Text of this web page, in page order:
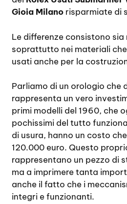
Gioia Milano risparmiate di
Le differenze consistono sia
soprattutto nei materiali
usati anche per la
Parliamo di un orologio che
rappresenta un vero
primi modelli del 1960, che
pochissimi del tutto
di usura, hanno un costo
120.000 euro. Questo
rappresentano un pezzo di
ma a imprimere tanta
anche il fatto che i
integri e funzionanti.